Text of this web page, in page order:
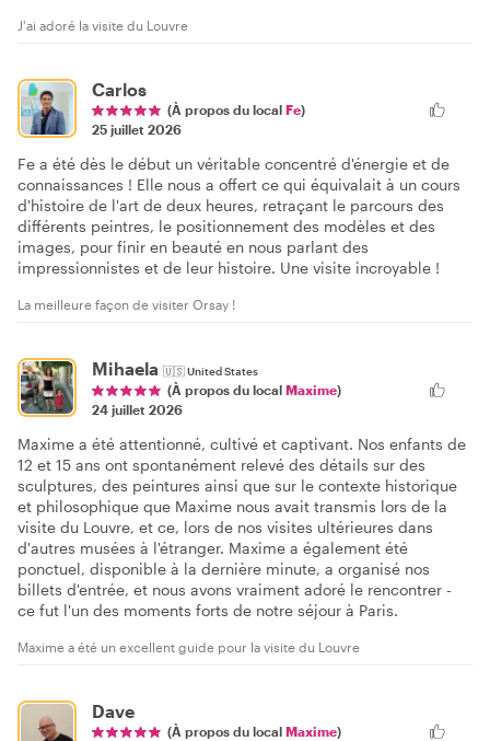
J'ai adoré la visite du Louvre
Carlos
(À propos du local Fe)
25 juillet 2026
Fe a été dès le début un véritable concentré d'énergie et de
connaissances ! Elle nous a offert ce qui équivalait à un cours
d'histoire de l'art de deux heures, retraçant le parcours des
différents peintres, le positionnement des modèles et des
images, pour finir en beauté en nous parlant des
impressionnistes et de leur histoire. Une visite incroyable !
La meilleure façon de visiter Orsay !
Mihaela 🇺🇸United States
(À propos du local Maxime)
24 juillet 2026
Maxime a été attentionné, cultivé et captivant. Nos enfants de
12 et 15 ans ont spontanément relevé des détails sur des
sculptures, des peintures ainsi que sur le contexte historique
et philosophique que Maxime nous avait transmis lors de la
visite du Louvre, et ce, lors de nos visites ultérieures dans
d'autres musées à l'étranger. Maxime a également été
ponctuel, disponible à la dernière minute, a organisé nos
billets d'entrée, et nous avons vraiment adoré le rencontrer -
ce fut l'un des moments forts de notre séjour à Paris.
Maxime a été un excellent guide pour la visite du Louvre
Dave
(À propos du local Maxime)